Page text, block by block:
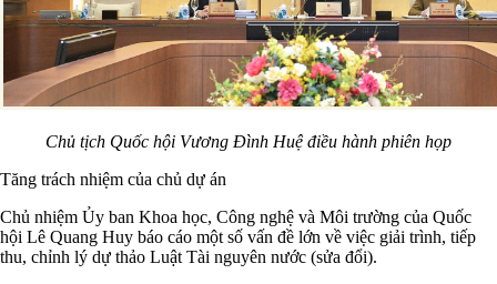
Chủ tịch Quốc hội Vương Đình Huệ điều hành phiên họp
Tăng trách nhiệm của chủ dự án
Chủ nhiệm Ủy ban Khoa học, Công nghệ và Môi trường của Quốc
hội Lê Quang Huy báo cáo một số vấn đề lớn về việc giải trình, tiếp
thu, chỉnh lý dự thảo Luật Tài nguyên nước (sửa đổi).